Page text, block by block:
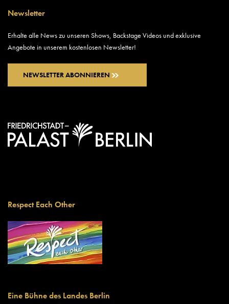
Newsletter
Erhalte alle News zu unseren Shows, Backstage Videos und exklusive
Angebote in unserem kostenlosen Newsletter!
NEWSLETTER ABONNIEREN
Respect Each Other
Eine Bühne des Landes Berlin